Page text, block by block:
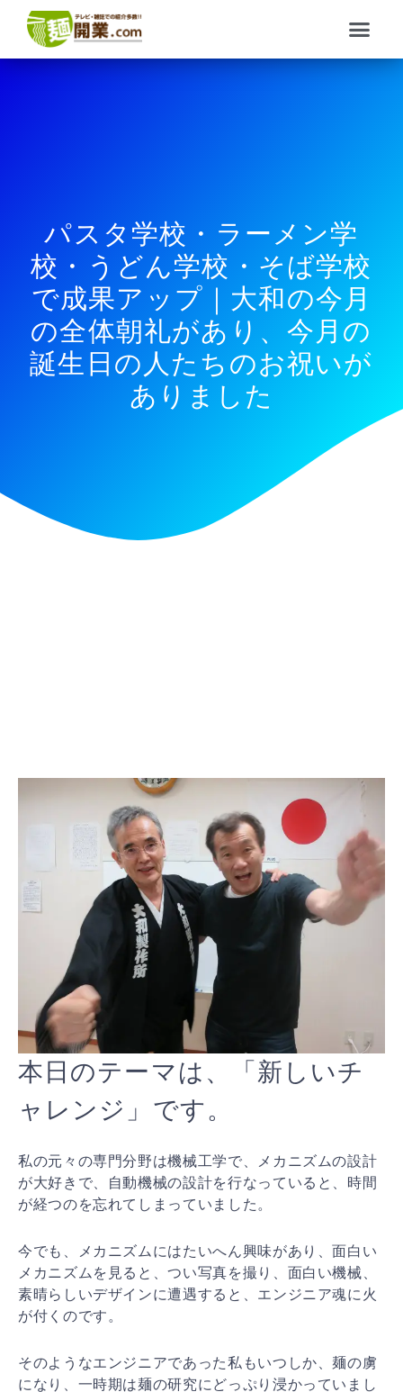
メ
ニ
ュ
パスタ学校・ラーメン学
校・うどん学校・そば学校
で成果アップ｜大和の今月
の全体朝礼があり、今月の
誕生日の人たちのお祝いが
ありました
本日のテーマは、「新しいチ
ャレンジ」です。
私の元々の専門分野は機械工学で、メカニズムの設計
が大好きで、自動機械の設計を行なっていると、時間
が経つのを忘れてしまっていました。
今でも、メカニズムにはたいへん興味があり、面白い
メカニズムを見ると、つい写真を撮り、面白い機械、
素晴らし いデザインに遭遇すると、エンジニア魂に火
が付くのです 。
そのようなエンジニアであった私もいつしか、麺の虜
にな り、一時期は麺の研究にどっぷり浸かっていまし